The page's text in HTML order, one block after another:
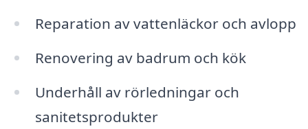
Reparation av vattenläckor och avlopp
Renovering av badrum och kök
Underhåll av rörledningar och
sanitetsprodukter